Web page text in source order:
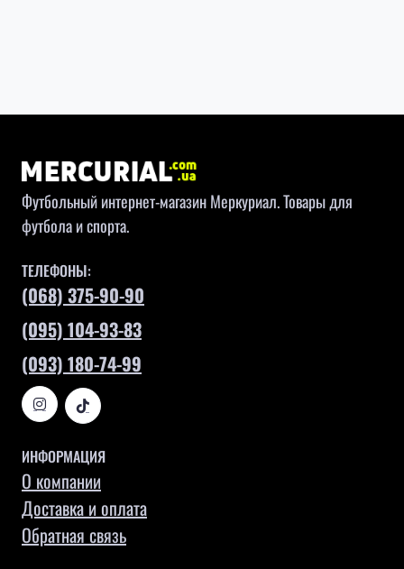
Футбольный интернет-магазин Меркуриал. Товары для
футбола и спорта.
ТЕЛЕФОНЫ:
(068) 375-90-90
(095) 104-93-83
(093) 180-74-99
ИНФОРМАЦИЯ
О компании
Доставка и оплата
Обратная связь